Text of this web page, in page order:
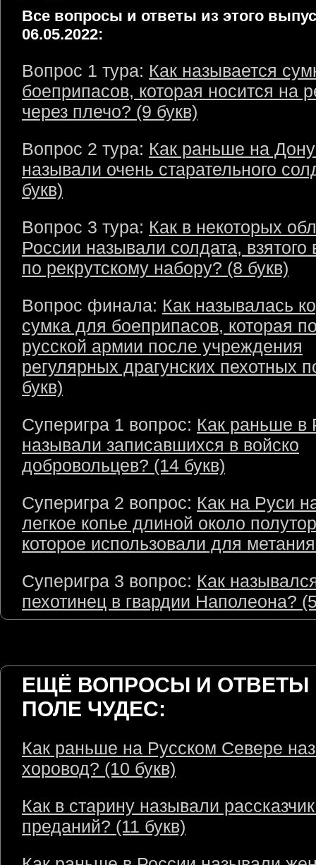
Все вопросы и ответы из этого
06.05.2022:
Вопрос 1 тура: Как называется
боеприпасов, которая носится на
через плечо? (9 букв)
Вопрос 2 тура: Как раньше на
называли очень старательного
букв)
Вопрос 3 тура: Как в некоторых
России называли солдата,
по рекрутскому набору? (8 букв)
Вопрос финала: Как называлась
сумка для боеприпасов, которая
русской армии после учреждения
регулярных драгунских пехотных
букв)
Суперигра 1 вопрос: Как раньше в
называли записавшихся в войско
добровольцев? (14 букв)
Суперигра 2 вопрос: Как на Руси
легкое копье длиной около
которое использовали для
Суперигра 3 вопрос: Как
пехотинец в гвардии Наполеона?
ЕЩЁ ВОПРОСЫ И ОТВЕТЫ
ПОЛЕ ЧУДЕС:
Как раньше на Русском Севере
хоровод? (10 букв)
Как в старину называли
преданий? (11 букв)